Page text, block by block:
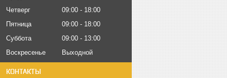
Четверг
09:00
18:00
Пятница
09:00
18:00
Суббота
09:00
13:00
Воскресенье
Выходной
КОНТАКТЫ